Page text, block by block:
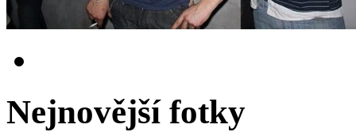
Nejnovější fotky